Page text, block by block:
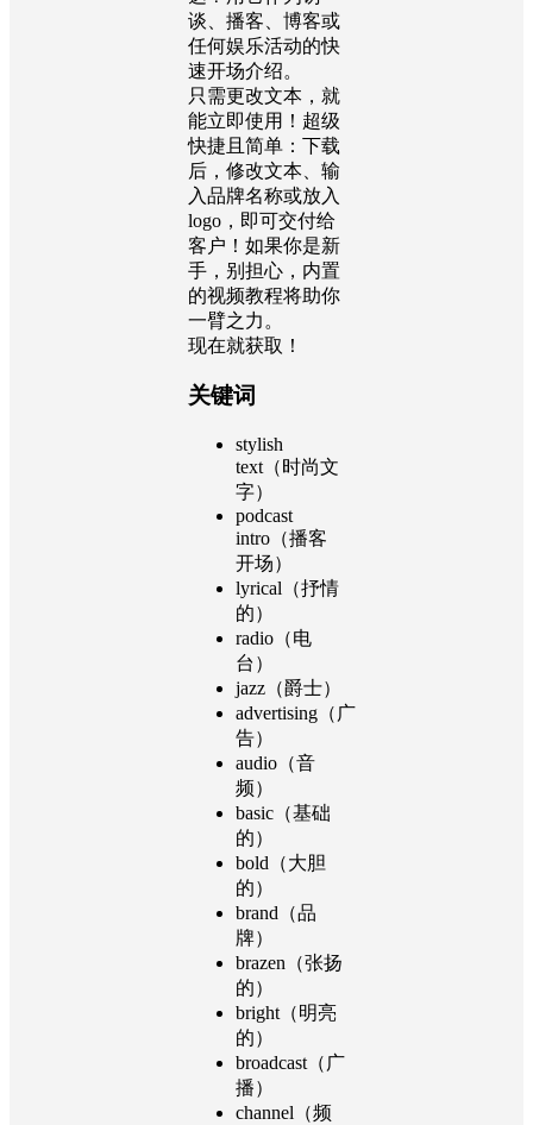
谈、播客、博客或
任何娱乐活动的快
速开场介绍。
只需更改文本，就
能立即使用！超级
快捷且简单：下载
后，修改文本、输
入品牌名称或放入
logo，即可交付给
客户！如果你是新
手，别担心，内置
的视频教程将助你
一臂之力。
现在就获取！
关键词
stylish
text（时尚文
字）
podcast
intro（播客
开场）
lyrical（抒情
的）
radio（电
台）
jazz（爵士）
advertising（广
告）
audio（音
频）
basic（基础
的）
bold（大胆
的）
brand（品
牌）
brazen（张扬
的）
bright（明亮
的）
broadcast（广
播）
channel（频